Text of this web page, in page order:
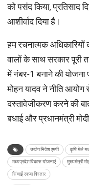
को पसंद किया, प्रतिसाद
आशीर्वाद दिया है।
हम रचनात्मक
वालों के साथ सरकार
में नंबर-1 बनाने की
मोहन यादव ने नीति
दस्तावेजीकरण करने की
बधाई और प्रधानमंत्री
उद्योग निवेश एमपी कृषि मेले
मध्यप्रदेश विकास योजनाएं मुख्यमंत्री
सिंचाई रकबा विस्तार